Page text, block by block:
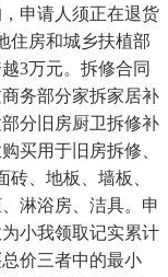
申请人须正在退货
住房和城乡扶植部
3万元。拆修合同
务部分家拆家居补
分旧房厨卫拆修补
买用于旧房拆修、
、地板、墙板、
淋浴房、洁具。申
小我领取记实累计
价三者中的最小